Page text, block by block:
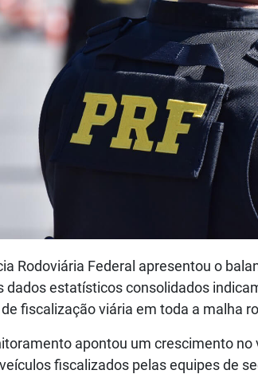
Rodoviária Federal apresentou o
dados estatísticos consolidados
fiscalização viária em toda a malha
apontou um crescimento
fiscalizados pelas equipes de